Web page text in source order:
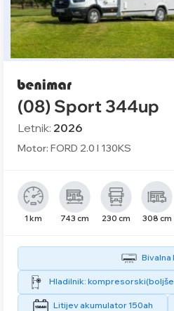
(08) Sport 344up
Letnik: 2026
Motor: FORD 2.0 l 130KS
1 km 743 cm 230 cm 308 cm
Bivalna
Hladilnik:
Litijev akumulator 150ah